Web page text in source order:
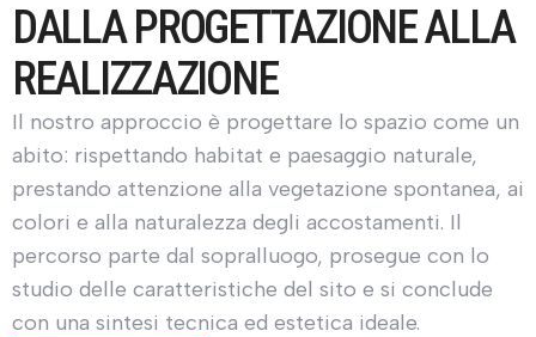
DALLA PROGETTAZIONE ALLA
REALIZZAZIONE
Il nostro approccio è progettare lo spazio come un
abito: rispettando habitat e paesaggio naturale,
prestando attenzione alla vegetazione spontanea, ai
colori e alla naturalezza degli accostamenti. Il
percorso parte dal sopralluogo, prosegue con lo
studio delle caratteristiche del sito e si conclude
con una sintesi tecnica ed estetica ideale.